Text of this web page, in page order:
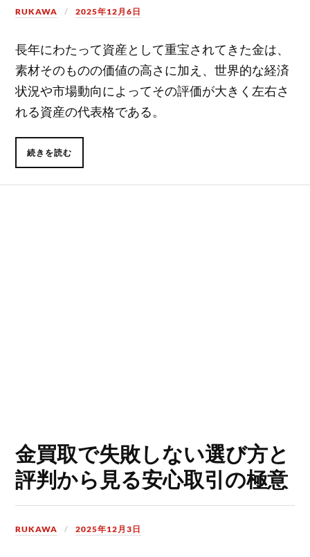
RUKAWA 2025年12月6日
長年にわたって資産として重宝されてきた金は、
素材そのものの価値の高さに加え、世界的な経済
状況や市場動向によってその評価が大きく左右さ
れる資産の代表格である。
続きを読む
金買取で失敗しない選び方と
評判から見る安心取引の極意
RUKAWA 2025年12月3日